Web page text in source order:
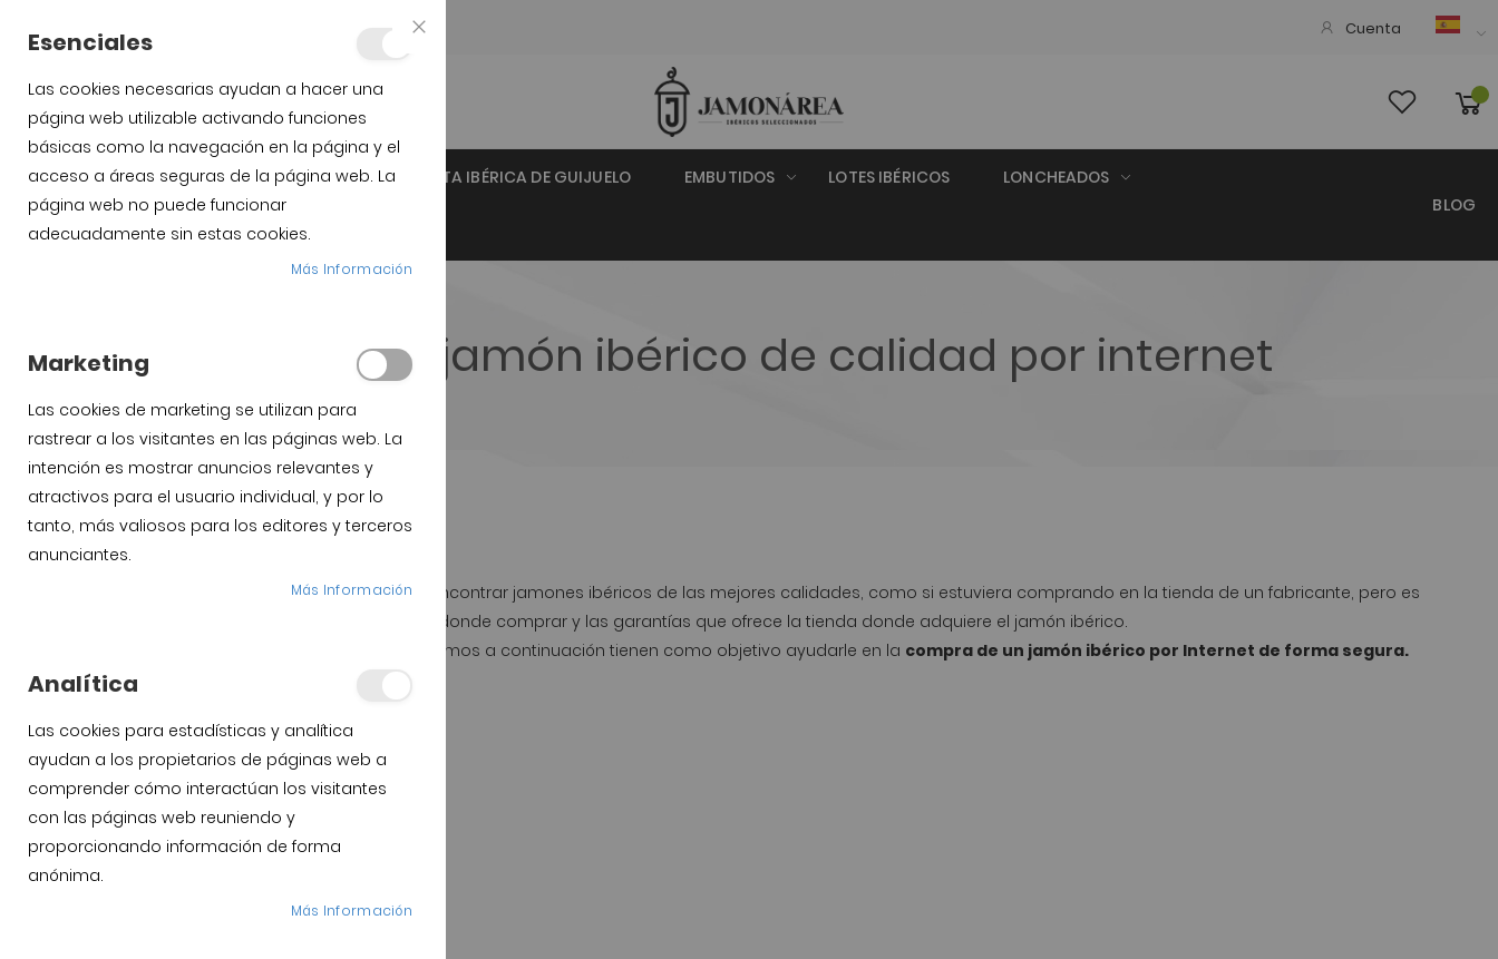
Cuenta
INICIO JAMÓN IBÉRICO DE GUIJUELO PALETA IBÉRICA DE GUIJUELO EMBUTIDOS LOTES IBÉRICOS LONCHEADOS
SOPORTES JAMÓN Y CUCHILLOS
BLOG
Comprar jamón ibérico de calidad por internet
En Internet se pueden encontrar jamones ibéricos de las mejores calidades, como si estuviera comprando en la tienda de un fabricante, pero es
importante tener claro donde comprar y las garantías que ofrece la tienda donde adquiere el jamón ibérico.
Los datos que te facilitamos a continuación tienen como objetivo ayudarle en la compra de un jamón ibérico por Internet de forma segura.
1.- Etiquetas Jamón ibérico de Bellota
2.- Precio Jamón de Bellota
3.- Condiciones de envio
Esenciales
Las cookies necesarias ayudan a hacer una
página web utilizable activando funciones
básicas como la navegación en la página y el
acceso a áreas seguras de la página web. La
página web no puede funcionar
adecuadamente sin estas cookies.
Más Información
Marketing
Las cookies de marketing se utilizan para
rastrear a los visitantes en las páginas web. La
intención es mostrar anuncios relevantes y
atractivos para el usuario individual, y por lo
tanto, más valiosos para los editores y terceros
anunciantes.
Más Información
Analítica
Las cookies para estadísticas y analítica
ayudan a los propietarios de páginas web a
comprender cómo interactúan los visitantes
con las páginas web reuniendo y
proporcionando información de forma
anónima.
Más Información